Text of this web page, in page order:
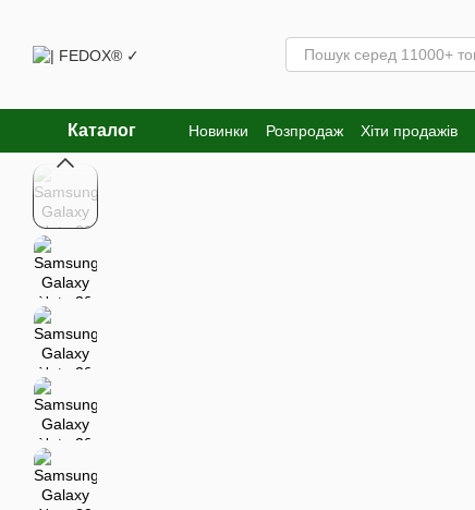
Каталог Новинки Розпродаж Хіти продажів